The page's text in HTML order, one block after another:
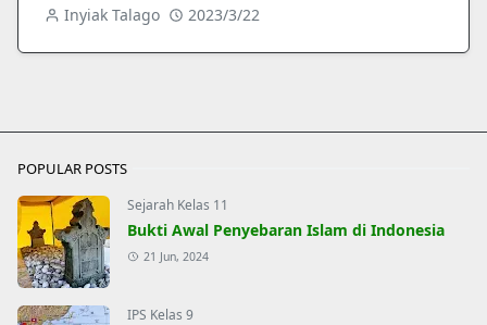
Inyiak Talago 2023/3/22
POPULAR POSTS
Sejarah Kelas 11
Bukti Awal Penyebaran Islam di Indonesia
21 Jun, 2024
IPS Kelas 9